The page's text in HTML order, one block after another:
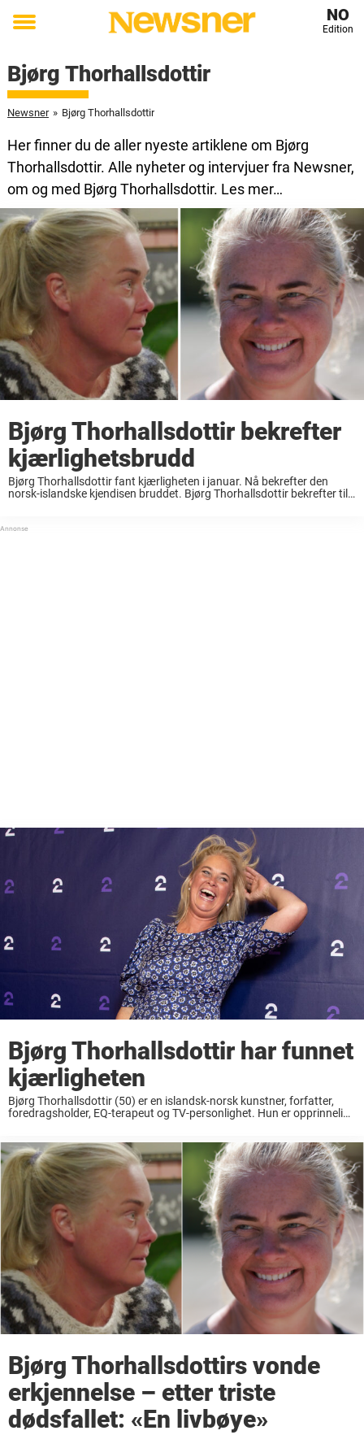
Toggle
NO
Edition
Bjørg Thorhallsdottir
Newsner » Bjørg Thorhallsdottir
Her finner du de aller nyeste artiklene om Bjørg
Thorhallsdottir. Alle nyheter og intervjuer fra Newsner,
om og med Bjørg Thorhallsdottir. Les mer…
Bjørg Thorhallsdottir bekrefter
kjærlighetsbrudd
Bjørg Thorhallsdottir fant kjærligheten i januar. Nå bekrefter den
norsk-islandske kjendisen bruddet. Bjørg Thorhallsdottir bekrefter til
Bjørg Thorhallsdottir har funnet
kjærligheten
Bjørg Thorhallsdottir (50) er en islandsk-norsk kunstner, forfatter,
foredragsholder, EQ-terapeut og TV-personlighet. Hun er opprinnelig
Bjørg Thorhallsdottirs vonde
erkjennelse – etter triste
dødsfallet: «En livbøye»